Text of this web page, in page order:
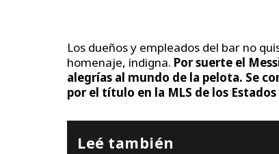
Los dueños y empleados del bar no
homenaje, indigna. Por suerte el
alegrías al mundo de la pelota. Se
por el título en la MLS de los Estados
Leé también